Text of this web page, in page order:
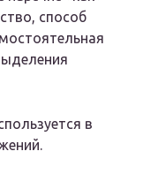
способ
в